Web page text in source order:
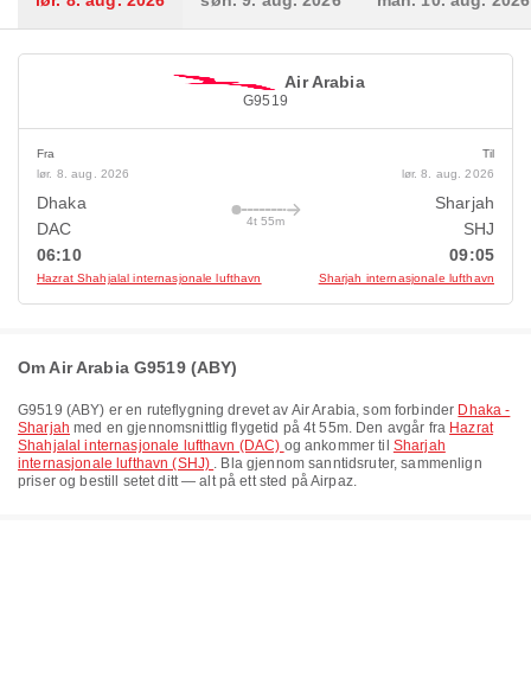
Air Arabia
G9519
Fra
lør. 8. aug. 2026
Dhaka
DAC
06:10
Hazrat Shahjalal internasjonale lufthavn
4t 55m
Til
lør. 8. aug. 2026
Sharjah
SHJ
09:05
Sharjah internasjonale lufthavn
Om Air Arabia G9519 (ABY)
G9519 (ABY) er en ruteflygning drevet av Air Arabia, som forbinder Dhaka -
Sharjah med en gjennomsnittlig flygetid på4t 55m. Den avgår fra Hazrat
Shahjalal internasjonale lufthavn (DAC) og ankommer til Sharjah
internasjonale lufthavn (SHJ) . Bla gjennom sanntidsruter, sammenlign
priser og bestill setet ditt — alt på ett sted på Airpaz.